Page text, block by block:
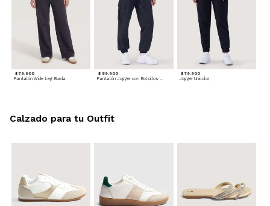
$ 79.900
Pantalón Wide Leg Burda
$ 89.900 $ 79.900
Jogger Unicolor
Calzado para tu Outfit